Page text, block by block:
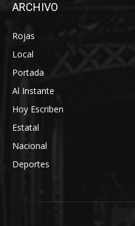
ARCHIVO
Rojas
Local
Portada
Al Instante
Hoy Escriben
Estatal
Nacional
Deportes